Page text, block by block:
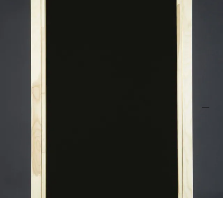
Specificaties